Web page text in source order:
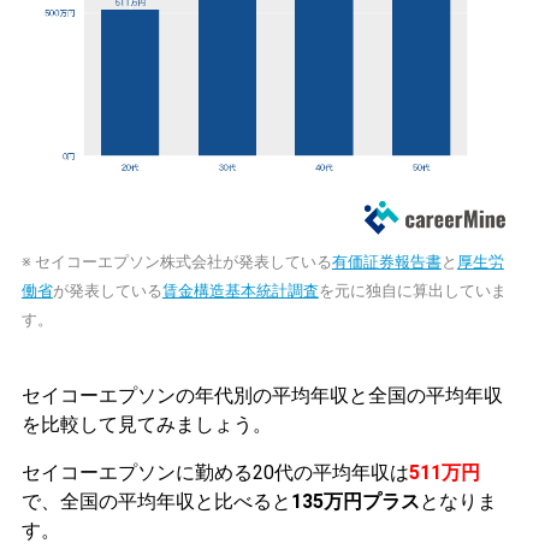
※ セイコーエプソン株式会社が発表している有価証券報告書と 厚生労
働省が発表している賃金構造基本統計調査を元に独自に算出していま
す。
セイコーエプソンの年代別の平均年収と全国の平均年収
を比較して見てみましょう。
セイコーエプソンに勤める20代の平均年収は511万円
で、全国の平均年収と比べると 135万円プラスとなりま
す。